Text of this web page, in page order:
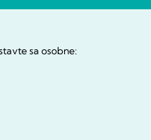
sa osobne: